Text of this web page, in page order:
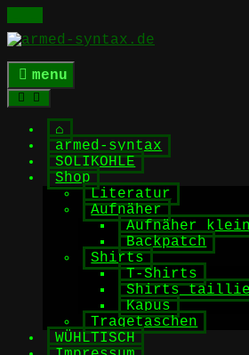
Skip
to
content
menu
⌂
armed-syntax
SOLIKOHLE
Shop
Literatur
Aufnäher
Aufnäher klein
Backpatch
Shirts
T-Shirts
Shirts
Kapus
Tragetaschen
WÜHLTISCH